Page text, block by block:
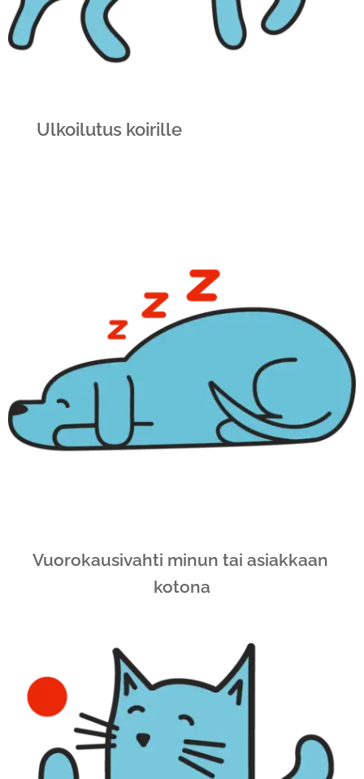
Ulkoilutus koirille
Vuorokausivahti minun tai asiakkaan
kotona